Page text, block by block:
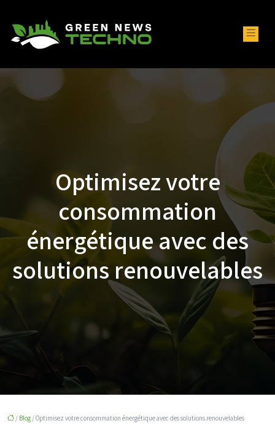
Optimisez votre
consommation
énergétique avec des
solutions renouvelables
/ Blog / Optimisez votre consommation énergétique avec des solutions renouvelables